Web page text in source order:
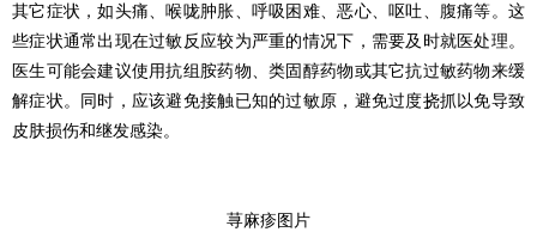
其它症状，如头痛、喉咙肿胀、呼吸困难、恶心、呕吐、腹痛等。这
些症状通常出现在过敏反应较为严重的情况下，需要及时就医处理。
医生可能会建议使用抗组胺药物、类固醇药物或其它抗过敏药物来缓
解症状。同时，应该避免接触已知的过敏原，避免过度挠抓以免导致
皮肤损伤和继发感染。
荨麻疹图片